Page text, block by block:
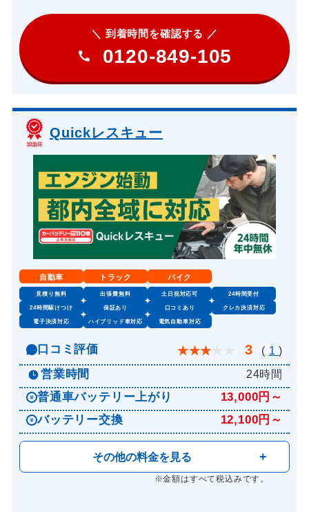
＼ 到着時間を確認する ／
0120-849-105
Quickレスキュー
自動車 トラック バイク
見積り無料 出張費無料 土日祝対応可 24時間受付
24時間駆けつけ 保証あり 口コミあり クレカ決済対応
電子決済対応 ハイブリッド車対応 電気自動車対応
口コミ評価 ★★★ 3 ( 1)
営業時間 24時間
普通車バッテリー上がり
13,000円～
バッテリー交換
12,100円～
その他の料金を見る
※金額はすべて税込みです。